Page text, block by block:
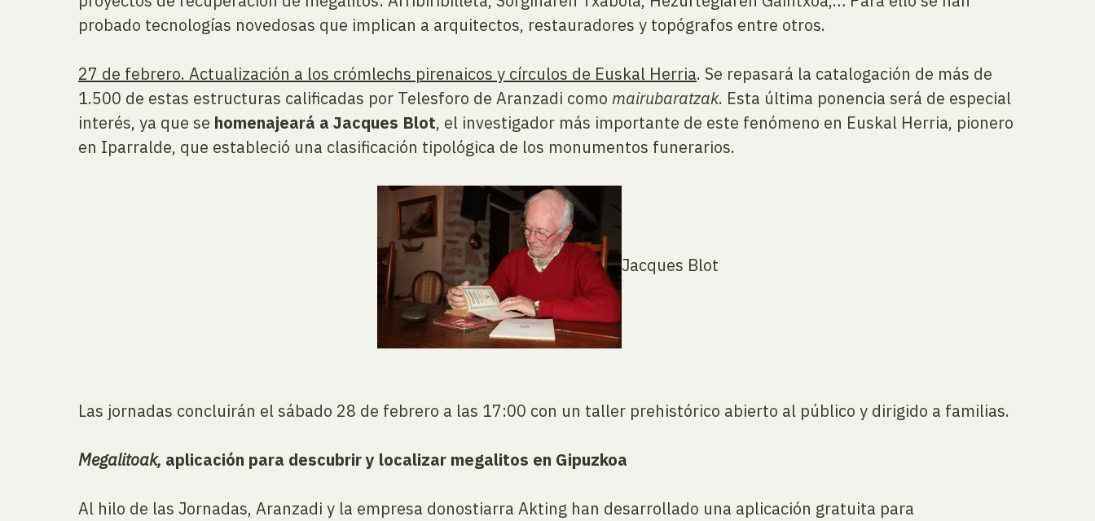
probado tecnologías novedosas que implican a arquitectos, restauradores y topógrafos entre otros.
27 de febrero. Actualización a los crómlechs pirenaicos y círculos de Euskal Herria. Se repasará la catalogación de más de
1.500 de estas estructuras calificadas por Telesforo de Aranzadi como mairubaratzak. Esta última ponencia será de especial
interés, ya que se homenajeará a Jacques Blot, el investigador más importante de este fenómeno en Euskal Herria, pionero
en Iparralde, que estableció una clasificación tipológica de los monumentos funerarios.
Jacques Blot
Las jornadas concluirán el sábado 28 de febrero a las 17:00 con un taller prehistórico abierto al público y dirigido a familias.
Megalitoak, aplicación para descubrir y localizar megalitos en Gipuzkoa
Al hilo de las Jornadas, Aranzadi y la empresa donostiarra Akting han desarrollado una aplicación gratuita para